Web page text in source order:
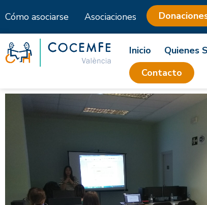
al
contenido
Cómo asociarse Asociaciones
Inicio Quienes
Contacto